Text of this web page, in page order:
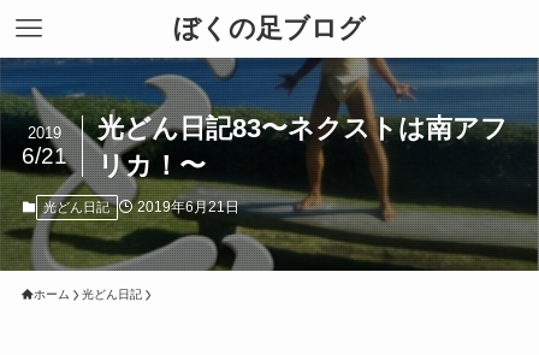
ぼくの足ブログ
光どん日記83〜ネクストは南アフ
リカ！〜
2019
6/21
光どん日記 2019年6月21日
ホーム 光どん日記